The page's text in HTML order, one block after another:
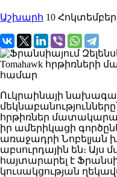
Աշխարհ 10 Հոկտեմբեր,
Ուկրաինայի նախագահ
հրթիռներ
իր ամերիկացի
առաջադրի Նոբելյան
աբսուրդային են։ Այս
հայտարարել է
կուսակցության